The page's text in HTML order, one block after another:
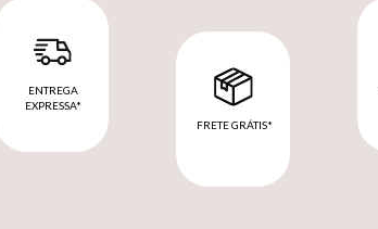
ENTREGA
EXPRESSA*
FRETE GRÁTIS*